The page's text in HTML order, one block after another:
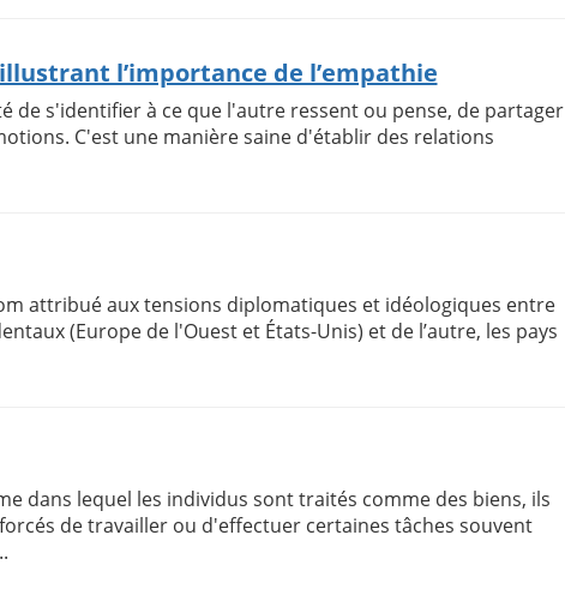
l’importance de l’empathie
de s'identifier à ce que l'autre ressent ou pense, de partager
C'est une manière saine d'établir des relations
attribué aux tensions diplomatiques et idéologiques entre
(Europe de l'Ouest et États-Unis) et de l’autre, les pays
dans lequel les individus sont traités comme des biens, ils
de travailler ou d'effectuer certaines tâches souvent